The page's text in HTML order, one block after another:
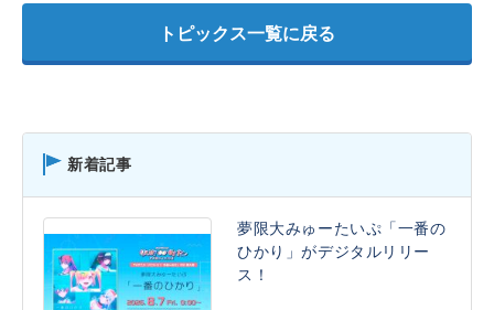
トピックス一覧に戻る
新着記事
夢限大みゅーたいぷ「一番の
ひかり」がデジタルリリー
ス！